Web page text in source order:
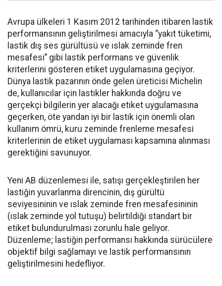
Avrupa ülkeleri 1 Kasım 2012 tarihinden itibaren lastik
performansının geliştirilmesi amacıyla ‘’yakıt tüketimi,
lastik dış ses gürültüsü ve ıslak zeminde fren
mesafesi’’ gibi lastik performans ve güvenlik
kriterlerini gösteren etiket uygulamasına geçiyor.
Dünya lastik pazarının önde gelen üreticisi Michelin
de, kullanıcılar için lastikler hakkında doğru ve
gerçekçi bilgilerin yer alacağı etiket uygulamasına
geçerken, öte yandan iyi bir lastik için önemli olan
kullanım ömrü, kuru zeminde frenleme mesafesi
kriterlerinin de etiket uygulaması kapsamına alınması
gerektiğini savunuyor.
Yeni AB düzenlemesi ile, satışı gerçekleştirilen her
lastiğin yuvarlanma direncinin, dış gürültü
seviyesininin ve ıslak zeminde fren mesafesininin
(ıslak zeminde yol tutuşu) belirtildiği standart bir
etiket bulundurulması zorunlu hale geliyor.
Düzenleme; lastiğin performansı hakkında sürücülere
objektif bilgi sağlamayı ve lastik performansının
geliştirilmesini hedefliyor.